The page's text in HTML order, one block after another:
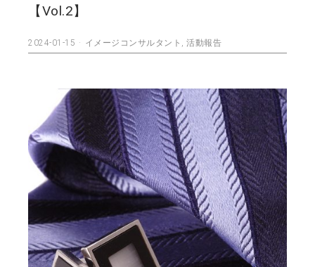
【Vol.2】
2024-01-15 イメージコンサルタント ,活動報告